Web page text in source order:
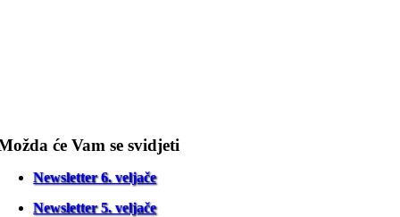
će Vam se svidjeti
Newsletter 6. veljače
Newsletter 5. veljače